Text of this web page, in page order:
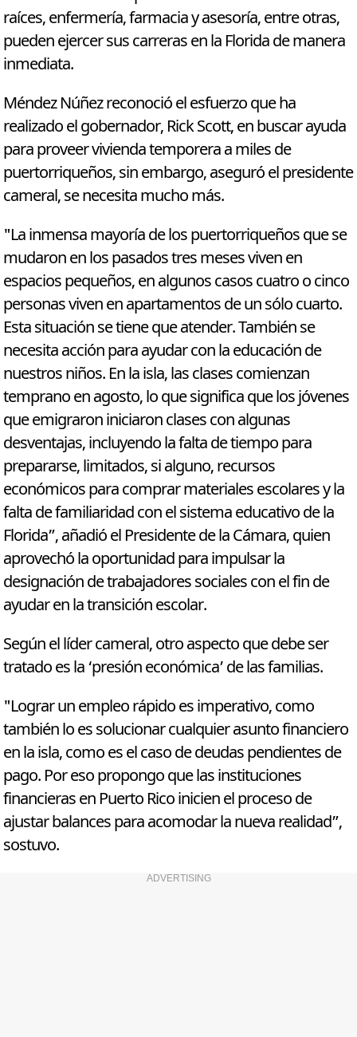
raíces, enfermería, farmacia y asesoría, entre otras,
pueden ejercer sus carreras en la Florida de manera
inmediata.
Méndez Núñez reconoció el esfuerzo que ha
realizado el gobernador, Rick Scott, en buscar ayuda
para proveer vivienda temporera a miles de
puertorriqueños, sin embargo, aseguró el presidente
cameral, se necesita mucho más.
"La inmensa mayoría de los puertorriqueños que se
mudaron en los pasados tres meses viven en
espacios pequeños, en algunos casos cuatro o cinco
personas viven en apartamentos de un sólo cuarto.
Esta situación se tiene que atender. También se
necesita acción para ayudar con la educación de
nuestros niños. En la isla, las clases comienzan
temprano en agosto, lo que significa que los jóvenes
que emigraron iniciaron clases con algunas
desventajas, incluyendo la falta de tiempo para
prepararse, limitados, si alguno, recursos
económicos para comprar materiales escolares y la
falta de familiaridad con el sistema educativo de la
Florida”, añadió el Presidente de la Cámara, quien
aprovechó la oportunidad para impulsar la
designación de trabajadores sociales con el fin de
ayudar en la transición escolar.
Según el líder cameral, otro aspecto que debe ser
tratado es la ‘presión económica’ de las familias.
"Lograr un empleo rápido es imperativo, como
también lo es solucionar cualquier asunto financiero
en la isla, como es el caso de deudas pendientes de
pago. Por eso propongo que las instituciones
financieras en Puerto Rico inicien el proceso de
ajustar balances para acomodar la nueva realidad”,
sostuvo.
ADVERTISING